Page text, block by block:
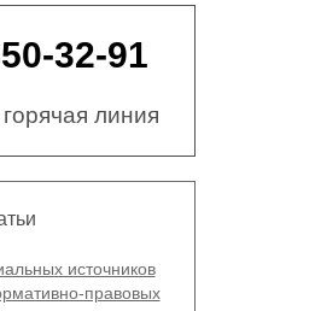
32-91
линия
источников
правовых